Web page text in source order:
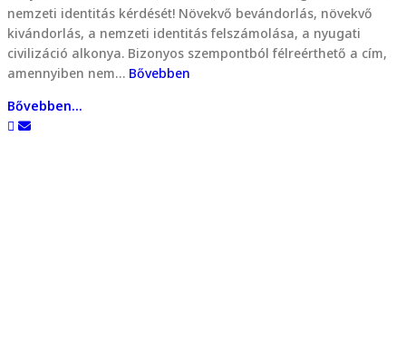
nemzeti identitás kérdését! Növekvő bevándorlás, növekvő
kivándorlás, a nemzeti identitás felszámolása, a nyugati
civilizáció alkonya. Bizonyos szempontból félreérthető a cím,
amennyiben nem… Bővebben
Bővebben...